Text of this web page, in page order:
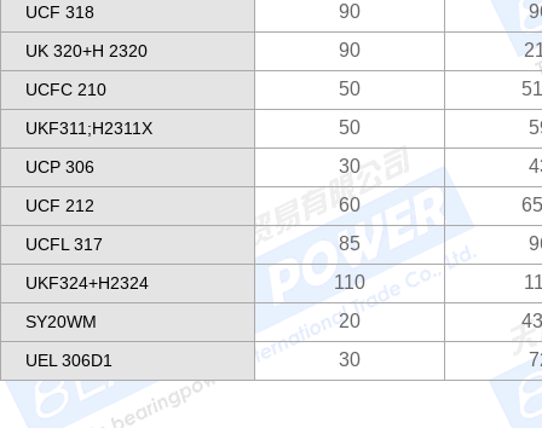
UCF 318 90
UK 320+H 2320 90
UCFC 210 50
UKF311;H2311X 50
UCP 306 30
UCF 212 60
UCFL 317 85
UKF324+H2324 110
SY20WM 20
UEL 306D1 30